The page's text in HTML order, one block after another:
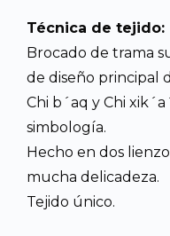
Técnica de tejido:
Brocado de trama
de diseño principal
Chi b´aq y Chi
simbología.
Hecho en dos
mucha delicadeza.
Tejido único.